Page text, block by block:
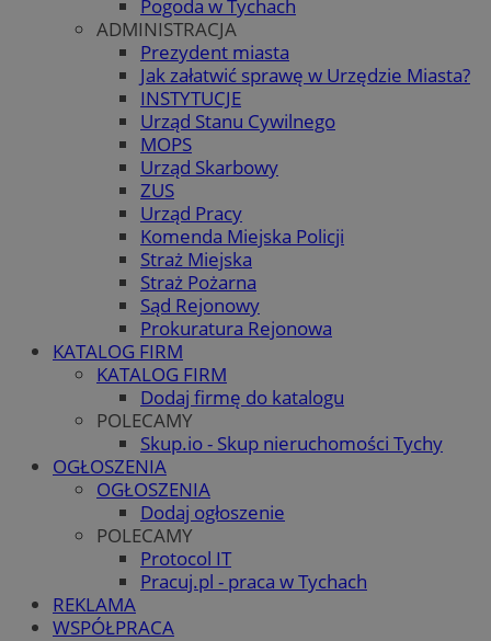
Pogoda w Tychach
ADMINISTRACJA
Prezydent miasta
Jak załatwić sprawę w Urzędzie Miasta?
INSTYTUCJE
Urząd Stanu Cywilnego
MOPS
Urząd Skarbowy
ZUS
Urząd Pracy
Komenda Miejska Policji
Straż Miejska
Straż Pożarna
Sąd Rejonowy
Prokuratura Rejonowa
KATALOG FIRM
KATALOG FIRM
Dodaj firmę do katalogu
POLECAMY
Skup.io - Skup nieruchomości Tychy
OGŁOSZENIA
OGŁOSZENIA
Dodaj ogłoszenie
POLECAMY
Protocol IT
Pracuj.pl - praca w Tychach
REKLAMA
WSPÓŁPRACA